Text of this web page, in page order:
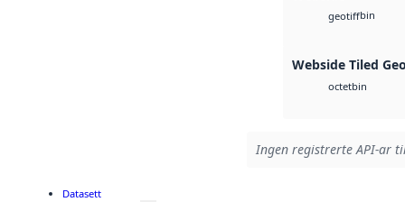
geotiffbin
Webside Tiled
octetbin
Ingen registrerte API-ar
Datasett